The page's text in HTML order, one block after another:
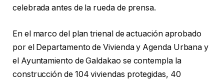
celebrada antes de la rueda de prensa.
En el marco del plan trienal de actuación aprobado
por el Departamento de Vivienda y Agenda Urbana y
el Ayuntamiento de Galdakao se contempla la
construcción de 104 viviendas protegidas, 40